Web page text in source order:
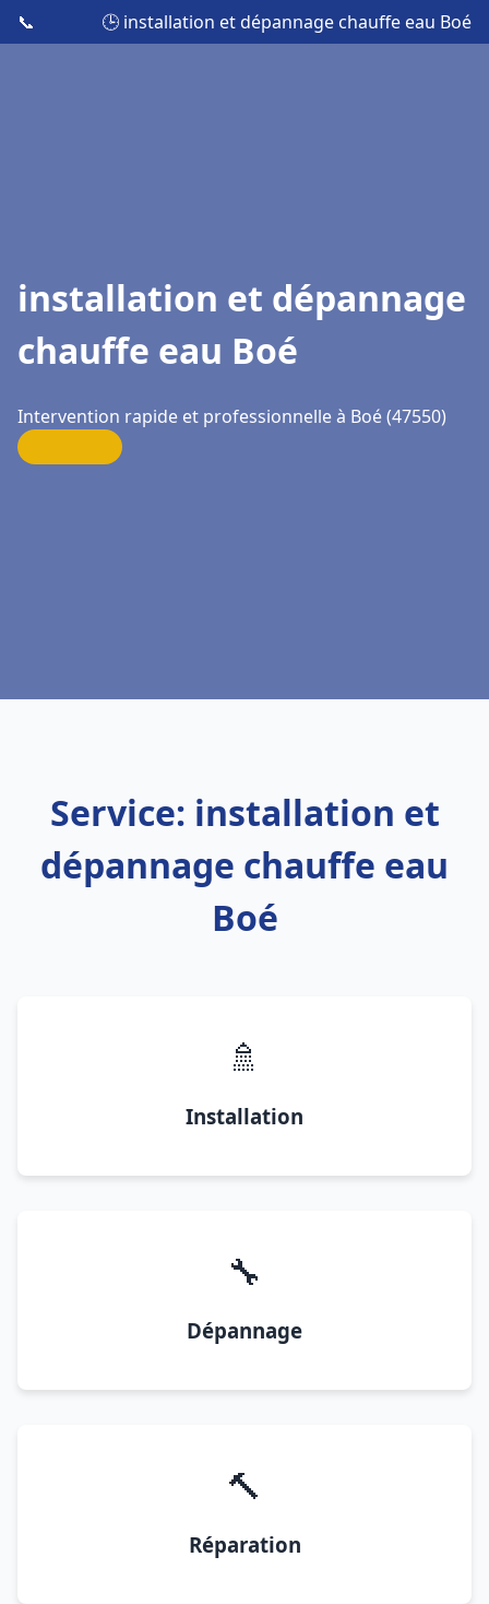
📞 🕒 installation et dépannage chauffe eau Boé
installation et dépannage
chauffe eau Boé
Intervention rapide et professionnelle à Boé (47550)
Service: installation et
dépannage chauffe eau
Boé
🚿
Installation
🔧
Dépannage
🔨
Réparation